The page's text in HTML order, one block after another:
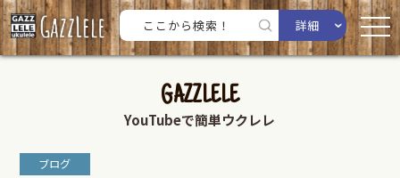
詳細
GAZZLELE
YouTubeで簡単ウクレレ
ブログ